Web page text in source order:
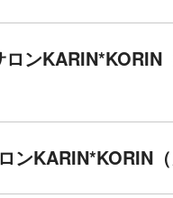
ンKARIN*KORIN
ンKARIN*KORIN